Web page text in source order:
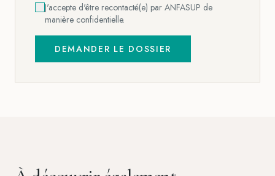
J'accepte d'être recontacté(e) par ANFASUP de
manière confidentielle.
DEMANDER LE DOSSIER